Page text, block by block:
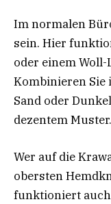
Im normalen
sein. Hier
oder einem
Kombinieren Sie
Sand oder
dezentem Muster.
Wer auf die
obersten
funktioniert